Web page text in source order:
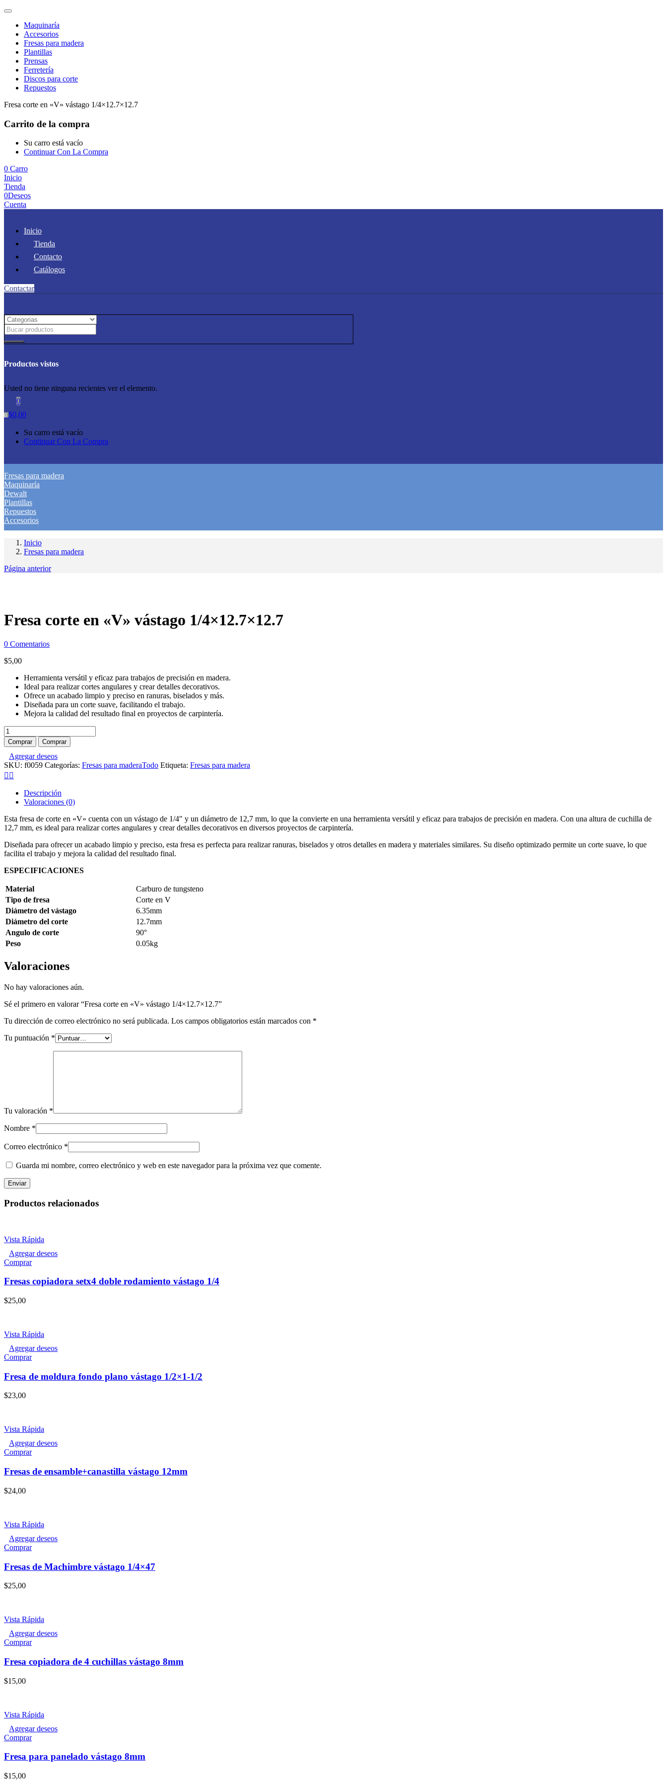
Maquinaría
Accesorios
Fresas para madera
Plantillas
Prensas
Ferretería
Discos para corte
Repuestos
Fresa corte en «V» vástago 1/4×12.7×12.7
Carrito de la compra
Su carro está vacío
Continuar Con La Compra
0 Carro
Inicio
Tienda
0Deseos
Cuenta
Inicio
Tienda
Contacto
Catálogos
Contactar
Productos vistos
Usted no tiene ninguna recientes ver el elemento.
0
0 $0,00
Su carro está vacío
Continuar Con La Compra
Fresas para madera
Maquinaría
Dewalt
Plantillas
Repuestos
Accesorios
Inicio
Fresas para madera
Página anterior
Fresa corte en «V» vástago 1/4×12.7×12.7
0 Comentarios
$5,00
Herramienta versátil y eficaz para trabajos de precisión en madera.
Ideal para realizar cortes angulares y crear detalles decorativos.
Ofrece un acabado limpio y preciso en ranuras, biselados y más.
Diseñada para un corte suave, facilitando el trabajo.
Mejora la calidad del resultado final en proyectos de carpintería.
Fresa
corte
en
"V"
vástago
1/4x12.7x12.7
Comprar Comprar
Agregar deseos
SKU: f0059 Categorías: Fresas para maderaTodo Etiqueta: Fresas para madera
Descripción
Valoraciones (0)
Esta fresa de corte en «V» cuenta con un vástago de 1/4″ y un diámetro de 12,7 mm, lo que la convierte en una herramienta versátil y eficaz para trabajos de precisión en madera. Con una altura de cuchilla de
12,7 mm, es ideal para realizar cortes angulares y crear detalles decorativos en diversos proyectos de carpintería.
Diseñada para ofrecer un acabado limpio y preciso, esta fresa es perfecta para realizar ranuras, biselados y otros detalles en madera y materiales similares. Su diseño optimizado permite un corte suave, lo que
facilita el trabajo y mejora la calidad del resultado final.
ESPECIFICACIONES
Material
Carburo de tungsteno
Tipo de fresa
Corte en V
Diámetro del vástago
6.35mm
Diámetro del corte
12.7mm
Angulo de corte
90°
Peso
0.05kg
Valoraciones
No hay valoraciones aún.
Sé el primero en valorar “Fresa corte en «V» vástago 1/4×12.7×12.7”
Tu dirección de correo electrónico no será publicada. Los campos obligatorios están marcados con *
Tu puntuación *
Tu valoración *
Nombre *
Correo electrónico *
Guarda mi nombre, correo electrónico y web en este navegador para la próxima vez que comente.
Productos relacionados
Vista Rápida
Agregar deseos
ComprarEste
tiene
múltiples
pueden
en
la
de
Fresas copiadora setx4 doble rodamiento vástago 1/4
$25,00
Vista Rápida
Agregar deseos
Comprar
Fresa de moldura fondo plano vástago 1/2×1-1/2
$23,00
Vista Rápida
Agregar deseos
Comprar
Fresas de ensamble+canastilla vástago 12mm
$24,00
Vista Rápida
Agregar deseos
Comprar
Fresas de Machimbre vástago 1/4×47
$25,00
Vista Rápida
Agregar deseos
Comprar
Fresa copiadora de 4 cuchillas vástago 8mm
$15,00
Vista Rápida
Agregar deseos
Comprar
Fresa para panelado vástago 8mm
$15,00